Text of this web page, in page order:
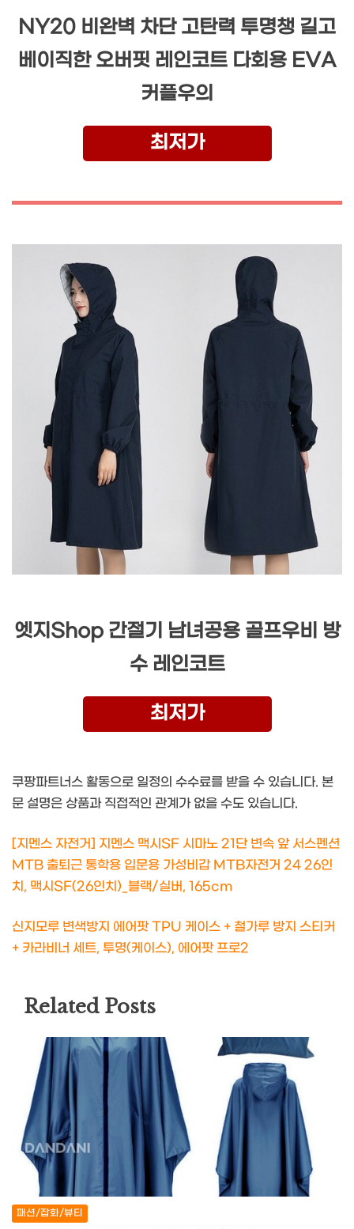
NY20 비완벽 차단 고탄력 투명챙 길고
베이직한 오버핏 레인코트 다회용 EVA
커플우의
최저가
엣지Shop 간절기 남녀공용 골프우비 방
수 레인코트
최저가
쿠팡파트너스 활동으로 일정의 수수료를 받을 수 있습니다. 본
문 설명은 상품과 직접적인 관계가 없을 수도 있습니다.
[지멘스 자전거] 지멘스 맥시SF 시마노 21단 변속 앞 서스펜션
MTB 출퇴근 통학용 입문용 가성비갑 MTB자전거 24 26인
치, 맥시SF(26인치)_블랙/실버, 165cm
신지모루 변색방지 에어팟 TPU 케이스 + 철가루 방지 스티커
+ 카라비너 세트, 투명(케이스), 에어팟 프로2
Related Posts
패션/잡화/뷰티